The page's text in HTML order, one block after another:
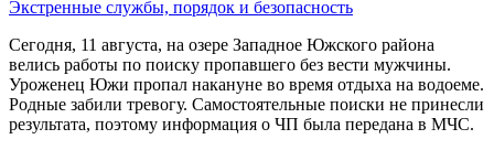
Экстренные службы, порядок и безопасность
Сегодня, 11 августа, на озере Западное Южского района
велись работы по поиску пропавшего без вести мужчины.
Уроженец Южи пропал накануне во время отдыха на водоеме.
Родные забили тревогу. Самостоятельные поиски не принесли
результата, поэтому информация о ЧП была передана в МЧС.